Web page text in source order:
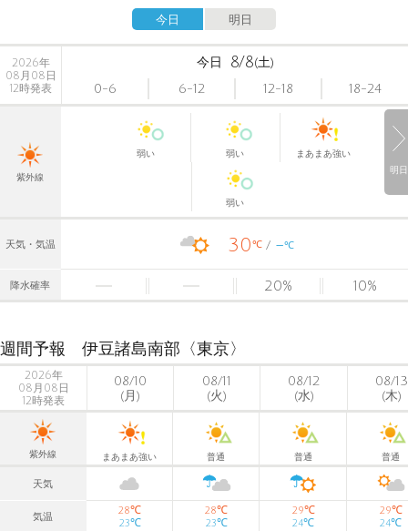
今日 明日
明日
2026年
08月08日
12時発表
今日 8/8(土)
0-6
6-12 12-18 18-24
紫外線
弱い 弱い まあまあ強い
弱い
天気・気温 30℃ -℃
降水確率 20% 10%
週間予報 伊豆諸島南部〈東京〉
2026年
08月08日
12時発表
08/10
(月)
08/11
(火)
08/12
(水)
08/13
(木)
紫外線 まあまあ強い 普通 普通 普通
天気
気温
28℃
23℃
28℃
23℃
29℃
24℃
29℃
24℃